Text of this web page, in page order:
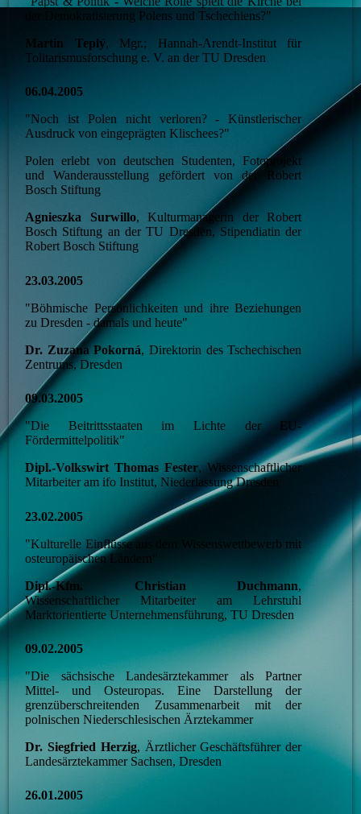
der Demokratisierung Polens und Tschechiens?"
Martin Teplý, Mgr.; Hannah-Arendt-Institut für
Tolitarismusforschung e. V. an der TU Dresden
06.04.2005
"Noch ist Polen nicht verloren? - Künstlerischer
Ausdruck von eingeprägten Klischees?"
Polen erlebt von deutschen Studenten, Fotoprojekt
und Wanderausstellung gefördert von der Robert
Bosch Stiftung
Agnieszka Surwillo, Kulturmanagerin der Robert
Bosch Stiftung an der TU Dresden, Stipendiatin der
Robert Bosch Stiftung
23.03.2005
"Böhmische Persönlichkeiten und ihre Beziehungen
zu Dresden - damals und heute"
Dr. Zuzana Pokorná, Direktorin des Tschechischen
Zentrums, Dresden
09.03.2005
"Die Beitrittsstaaten im Lichte der EU-
Fördermittelpolitik"
Dipl.-Volkswirt Thomas Fester, Wissenschaftlicher
Mitarbeiter am ifo Institut, Niederlassung Dresden
23.02.2005
"Kulturelle Einflüsse aus dem Wissenswettbewerb mit
osteuropäischen Ländern"
Dipl.-Kfm. Christian Duchmann,
Wissenschaftlicher Mitarbeiter am Lehrstuhl
Marktorientierte Unternehmensführung, TU Dresden
09.02.2005
"Die sächsische Landesärztekammer als Partner
Mittel- und Osteuropas. Eine Darstellung der
grenzüberschreitenden Zusammenarbeit mit der
polnischen Niederschlesischen Ärztekammer
Dr. Siegfried Herzig, Ärztlicher Geschäftsführer der
Landesärztekammer Sachsen, Dresden
26.01.2005